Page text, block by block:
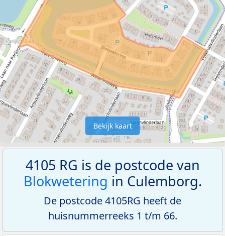
Bekijk kaart
4105 RG is de postcode van
Blokwetering in Culemborg.
De postcode 4105RG heeft de
huisnummerreeks 1 t/m 66.